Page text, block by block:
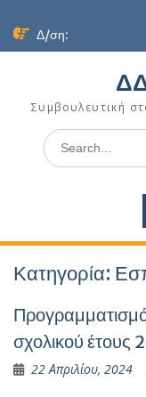
Δ/ση:
Συμβουλευτική
Search
for:
Κατηγορία:
σχολικού
22 Απριλίου, 2024